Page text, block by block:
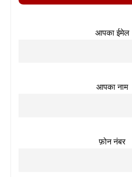
आपका ईमेल
आपका नाम
फ़ोन नंबर